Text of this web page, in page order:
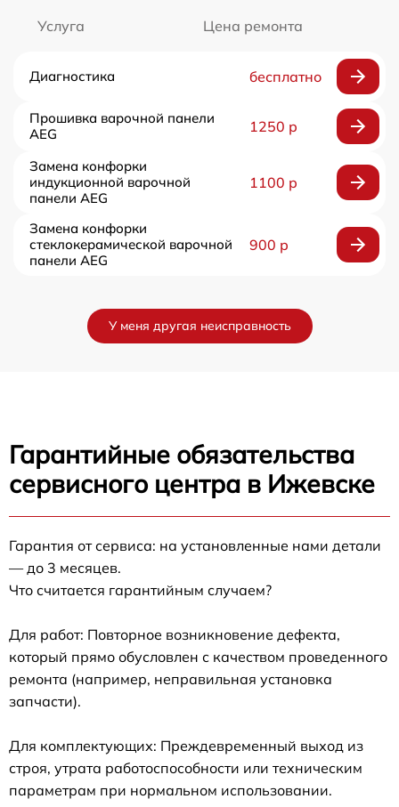
Услуга Цена ремонта
Диагностика бесплатно
Прошивка варочной панели
AEG
1250 р
Замена конфорки
индукционной варочной
панели AEG
1100 р
Замена конфорки
стеклокерамической варочной
панели AEG
900 р
У меня другая неисправность
Гарантийные обязательства
сервисного центра в Ижевске
Гарантия от сервиса: на установленные нами детали
— до 3 месяцев.
Что считается гарантийным случаем?
Для работ: Повторное возникновение дефекта,
который прямо обусловлен с качеством проведенного
ремонта (например, неправильная установка
запчасти).
Для комплектующих: Преждевременный выход из
строя, утрата работоспособности или техническим
параметрам при нормальном использовании.